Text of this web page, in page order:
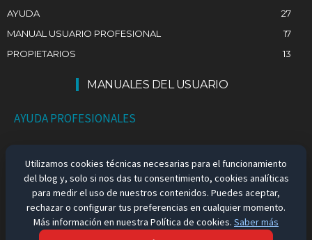
AYUDA
27
MANUAL USUARIO PROFESIONAL
17
PROPIETARIOS
13
MANUALES DEL USUARIO
AYUDA PROFESIONALES
EMPLEO EN ESPAÑA
Utilizamos cookies técnicas necesarias para el funcionamiento
del blog y, solo si nos das tu consentimiento, cookies analíticas
para medir el uso de nuestros contenidos. Puedes aceptar,
rechazar o configurar tus preferencias en cualquier momento.
Más información en nuestra Política de cookies. Saber más